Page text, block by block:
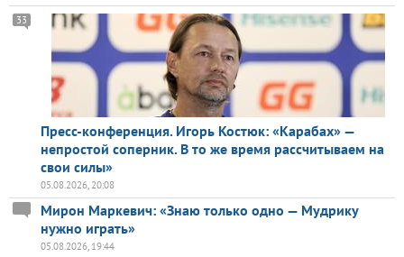
Пресс-конференция. Игорь Костюк: «Карабах» —
непростой соперник. В то же время рассчитываем на
свои силы»
33
05.08.2026, 20:08
Мирон Маркевич: «Знаю только одно — Мудрику
нужно играть»
05.08.2026, 19:44